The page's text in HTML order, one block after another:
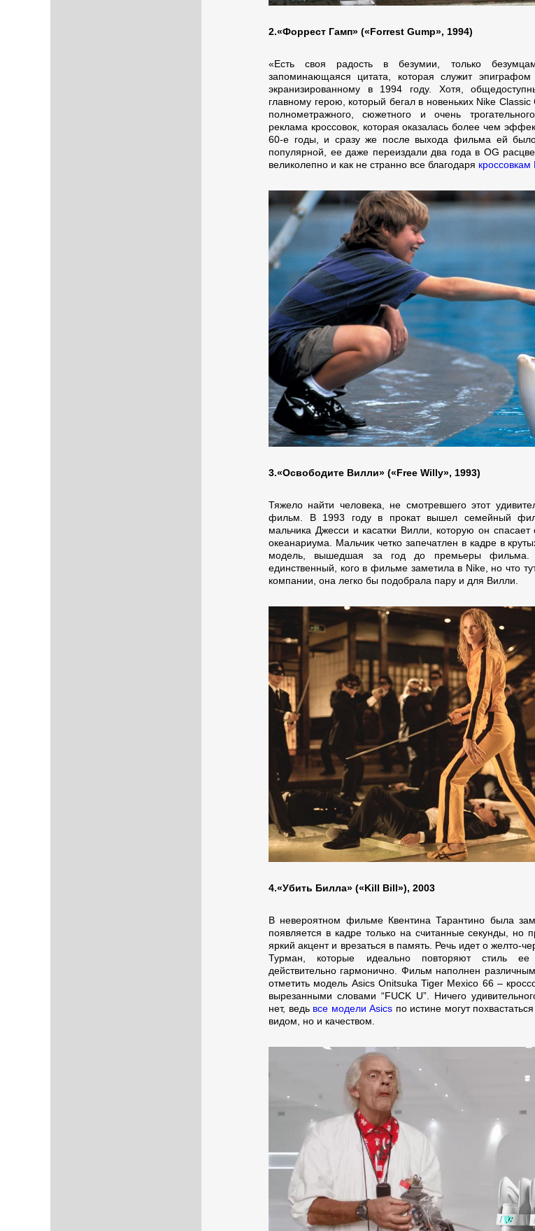
2.«Форрест Гамп» («Forrest Gump», 1994)
«Есть своя радость в безумии, только
запоминающаяся цитата, которая служит
экранизированному в 1994 году. Хотя,
главному герою, который бегал в новеньких Nike Classic
полнометражного, сюжетного и очень
реклама кроссовок, которая оказалась более чем
60-е годы, и сразу же после выхода фильма ей
популярной, ее даже переиздали два года в OG
великолепно и как не странно все благодаря кроссовкам
3.«Освободите Вилли» («Free Willy», 1993)
Тяжело найти человека, не смотревшего этот
фильм. В 1993 году в прокат вышел семейный
мальчика Джесси и касатки Вилли, которую он
океанариума. Мальчик четко запечатлен в кадре в
модель, вышедшая за год до премьеры фильма.
единственный, кого в фильме заметила в Nike, но что
компании, она легко бы подобрала пару и для Вилли.
4.«Убить Билла» («Kill Bill»), 2003
В невероятном фильме Квентина Тарантино была
появляется в кадре только на считанные секунды, но
яркий акцент и врезаться в память. Речь идет о желто-
Турман, которые идеально повторяют стиль
действительно гармонично. Фильм наполнен
отметить модель Asics Onitsuka Tiger Mexico 66 –
вырезанными словами “FUCK U”. Ничего
нет, ведь все модели Asics по истине могут
видом, но и качеством.